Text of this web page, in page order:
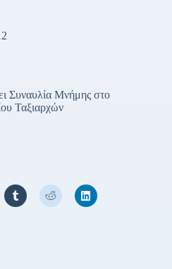
Συναυλία Μνήμης στο
Ταξιαρχών